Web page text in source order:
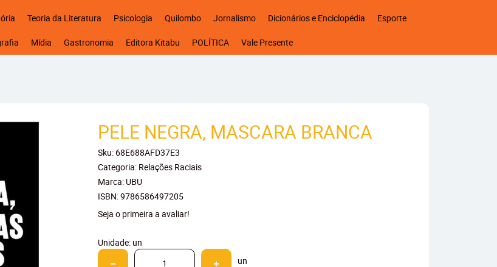
Teoria da Literatura Psicologia Quilombo Jornalismo Dicionários e Enciclopédia Esporte
Mídia Gastronomia Editora Kitabu POLÍTICA Vale Presente
PELE NEGRA, MASCARA BRANCA
Sku: 68E688AFD37E3
Categoria: Relações Raciais
Marca: UBU
ISBN:9786586497205
Seja o primeira a avaliar!
Unidade: un
un